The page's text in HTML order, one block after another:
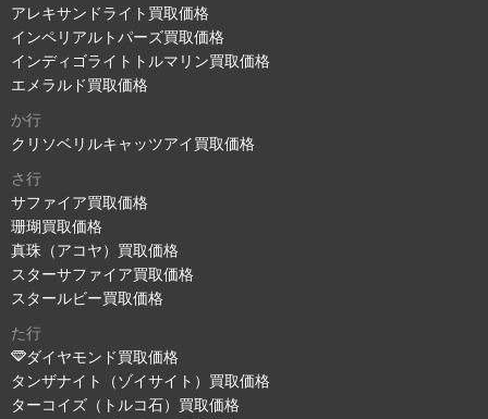
アレキサンドライト買取価格
インペリアルトパーズ買取価格
インディゴライトトルマリン買取価格
エメラルド買取価格
か行
クリソベリルキャッツアイ買取価格
さ行
サファイア買取価格
珊瑚買取価格
真珠（アコヤ）買取価格
スターサファイア買取価格
スタールビー買取価格
た行
ダイヤモンド買取価格
タンザナイト（ゾイサイト）買取価格
ターコイズ（トルコ石）買取価格